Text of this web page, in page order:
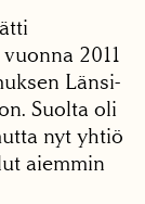
2011
Länsi-
Suolta oli
nyt yhtiö
aiemmin